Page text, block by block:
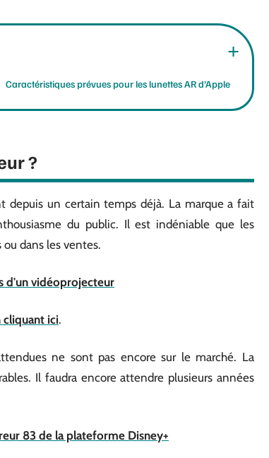
Caractéristiques prévues pour les lunettes AR d’Apple
?
depuis un certain temps déjà. La marque a fait
du public. Il est indéniable que les
dans les ventes.
d'un vidéoprojecteur
cliquant ici.
ne sont pas encore sur le marché. La
Il faudra encore attendre plusieurs années
83 de la plateforme Disney+